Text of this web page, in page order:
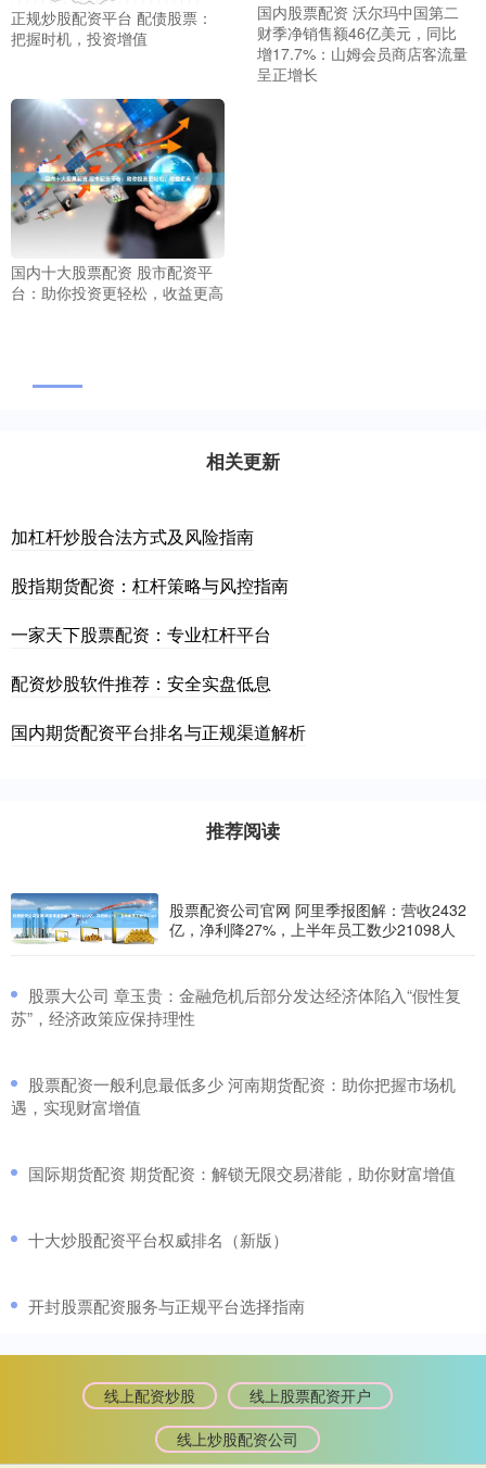
正规炒股配资平台 配债股票：
把握时机，投资增值
国内股票配资 沃尔玛中国第二
财季净销售额46亿美元，同比
增17.7%：山姆会员商店客流量
呈正增长
国内十大股票配资 股市配资平
台：助你投资更轻松，收益更高
相关更新
加杠杆炒股合法方式及风险指南
股指期货配资：杠杆策略与风控指南
一家天下股票配资：专业杠杆平台
配资炒股软件推荐：安全实盘低息
国内期货配资平台排名与正规渠道解析
推荐阅读
股票配资公司官网 阿里季报图解：营收2432
亿，净利降27%，上半年员工数少21098人
​股票大公司 章玉贵：金融危机后部分发达经济体陷入“假性复
苏”，经济政策应保持理性
​股票配资一般利息最低多少 河南期货配资：助你把握市场机
遇，实现财富增值
​国际期货配资 期货配资：解锁无限交易潜能，助你财富增值
​十大炒股配资平台权威排名（新版）
​开封股票配资服务与正规平台选择指南
线上配资炒股
线上股票配资开户
线上炒股配资公司